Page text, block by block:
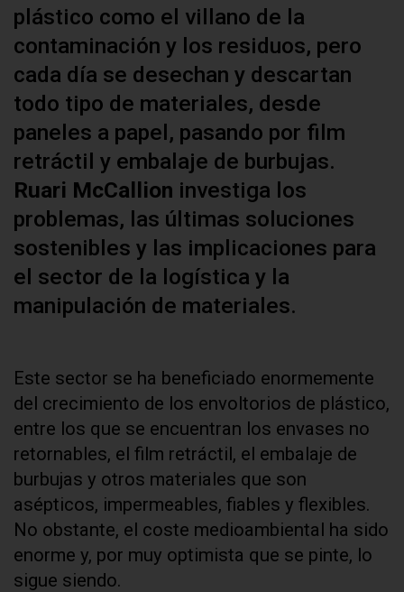
plástico como el villano de la
contaminación y los residuos, pero
cada día se desechan y descartan
todo tipo de materiales, desde
paneles a papel, pasando por film
retráctil y embalaje de burbujas.
Ruari McCallion investiga los
problemas, las últimas soluciones
sostenibles y las implicaciones para
el sector de la logística y la
manipulación de materiales.
Este sector se ha beneficiado enormemente
del crecimiento de los envoltorios de plástico,
entre los que se encuentran los envases no
retornables, el film retráctil, el embalaje de
burbujas y otros materiales que son
asépticos, impermeables, fiables y flexibles.
No obstante, el coste medioambiental ha sido
enorme y, por muy optimista que se pinte, lo
sigue siendo.